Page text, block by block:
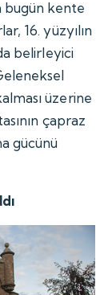
bugün kente
16. yüzyılın
belirleyici
üzerine
çapraz
gücünü